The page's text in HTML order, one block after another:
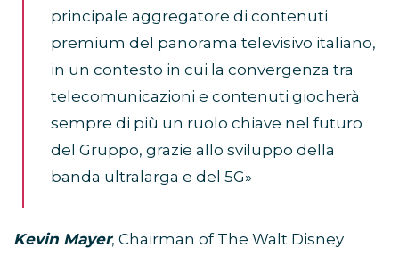
principale aggregatore di contenuti
premium del panorama televisivo italiano,
in un contesto in cui la convergenza tra
telecomunicazioni e contenuti giocherà
sempre di più un ruolo chiave nel futuro
del Gruppo, grazie allo sviluppo della
banda ultralarga e del 5G»
Kevin Mayer, Chairman of The Walt Disney